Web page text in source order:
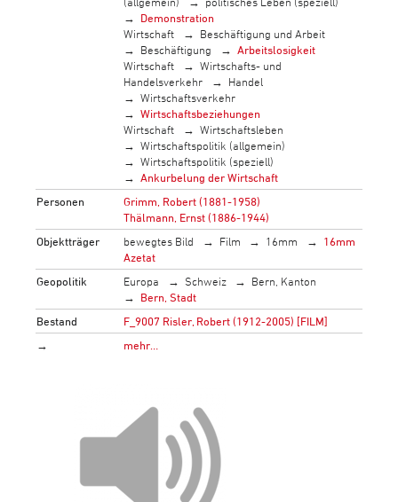
Demonstration
Wirtschaft
Beschäftigung und Arbeit
Beschäftigung
Arbeitslosigkeit
Wirtschaft
Wirtschafts- und
Handelsverkehr
Handel
Wirtschaftsverkehr
Wirtschaftsbeziehungen
Wirtschaft
Wirtschaftsleben
Wirtschaftspolitik (allgemein)
Wirtschaftspolitik (speziell)
Ankurbelung der Wirtschaft
Personen
Grimm, Robert (1881-1958)
Thälmann, Ernst (1886-1944)
Objektträger
bewegtes Bild Film 16mm
16mm
Azetat
Geopolitik
Europa Schweiz
Bern, Kanton
Bern, Stadt
Bestand
F_9007 Risler, Robert (1912-2005) [FILM]
→
mehr…